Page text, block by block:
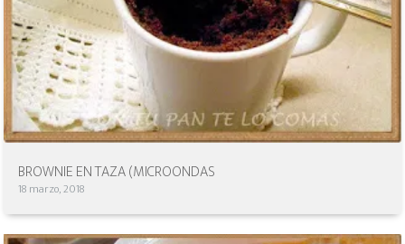
BROWNIE EN TAZA (MICROONDAS
18 marzo, 2018